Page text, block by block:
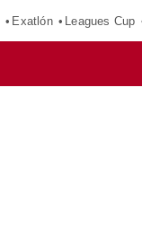
Exatlón Leagues Cup